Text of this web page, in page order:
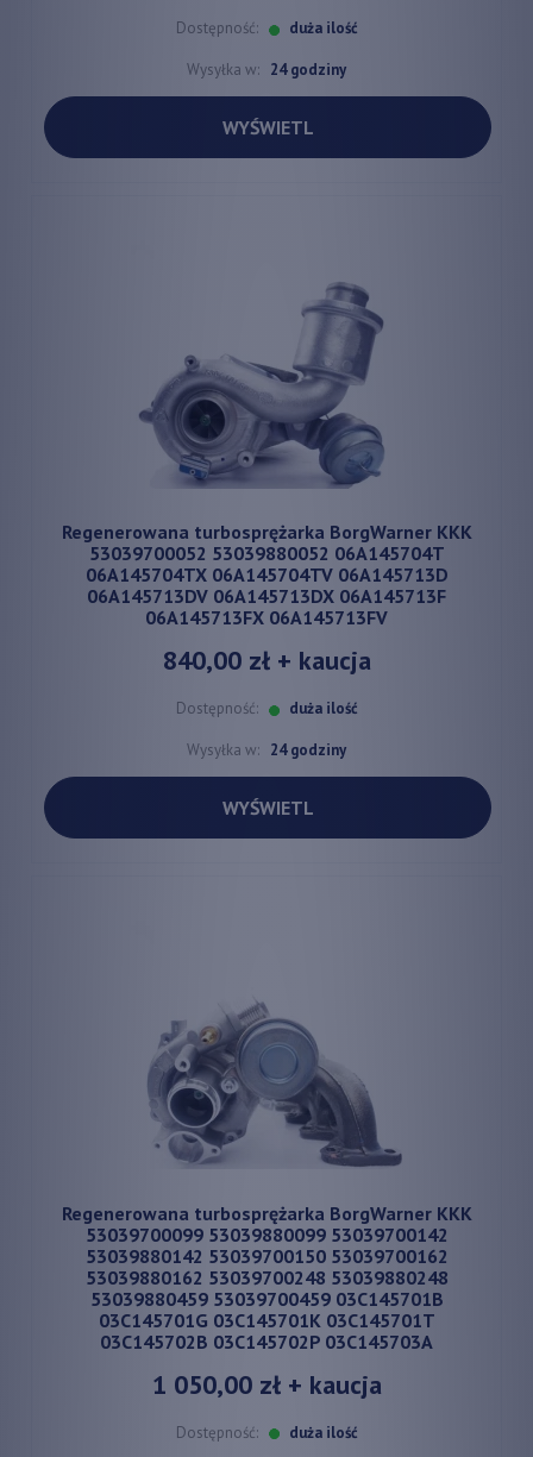
Dostępność: duża ilość
Wysyłka w: 24 godziny
WYŚWIETL
Regenerowana turbosprężarka BorgWarner KKK
53039700052 53039880052 06A145704T
06A145704TX 06A145704TV 06A145713D
06A145713DV 06A145713DX 06A145713F
06A145713FX 06A145713FV
840,00 zł+ kaucja
Dostępność: duża ilość
Wysyłka w: 24 godziny
WYŚWIETL
Regenerowana turbosprężarka BorgWarner KKK
53039700099 53039880099 53039700142
53039880142 53039700150 53039700162
53039880162 53039700248 53039880248
53039880459 53039700459 03C145701B
03C145701G 03C145701K 03C145701T
03C145702B 03C145702P 03C145703A
1 050,00 zł+ kaucja
Dostępność: duża ilość